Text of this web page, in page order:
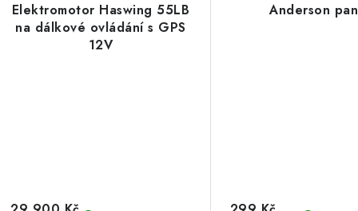
Elektromotor Haswing 55LB
na dálkové ovládání s GPS
12V
Anderson